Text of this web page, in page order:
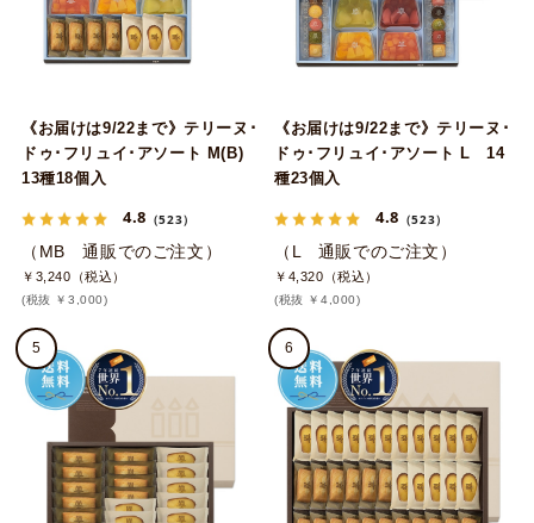
《お届けは9/22まで》テリーヌ･
ドゥ･フリュイ･アソート M(B)
13種18個入
4.8 （523）
（MB 通販でのご注文）
￥3,240（税込）
(税抜 ￥3,000)
《お届けは9/22まで》テリーヌ･
ドゥ･フリュイ･アソート L 14
種23個入
4.8 （523）
（L 通販でのご注文）
￥4,320（税込）
(税抜 ￥4,000)
5 6